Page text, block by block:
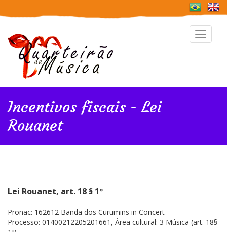
Toggle
Incentivos fiscais - Lei
Rouanet
Lei Rouanet, art. 18 § 1º
Pronac: 162612 Banda dos Curumins in Concert
Processo: 01400212205201661, Área cultural: 3 Música (art. 18§